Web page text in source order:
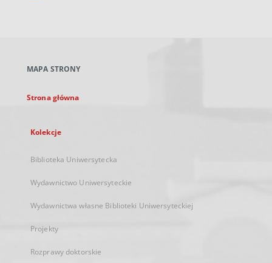
karcie
MAPA STRONY
Strona główna
Kolekcje
Biblioteka Uniwersytecka
Wydawnictwo Uniwersyteckie
Wydawnictwa własne Biblioteki Uniwersyteckiej
Projekty
Rozprawy doktorskie